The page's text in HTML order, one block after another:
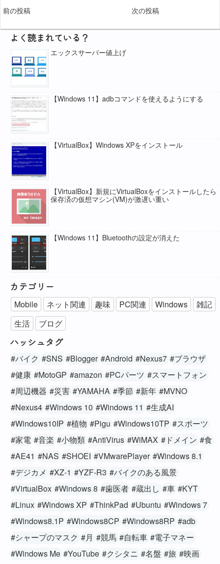
前の投稿 次の投稿
よく読まれている？
エックスサーバー値上げ
【Windows 11】adbコマンドを使えるようにする
【VirtualBox】Windows XPをインストール
【VirtualBox】新規にVirtualBoxをインストールしたら
保存済の仮想マシン(VM)が激遅い重い
【Windows 11】Bluetoothの設定が消えた
カテゴリー
Mobile ネット関連 趣味 PC関連 Windows
雑記
生活
ブログ
ハッシュタグ
#バイク #SNS #Blogger #Android #Nexus7 #ブラウザ
#健康 #MotoGP #amazon #PCパーツ #スマートフォン
#周辺機器 #災害 #YAMAHA #季節 #新年 #MVNO
#Nexus4 #Windows 10 #Windows 11 #生成AI
#Windows10IP #植物 #Pigu #Windows10TP #スポーツ
#家電 #音楽 #小物類 #AntiVirus #WiMAX #ドメイン #食
#AE41 #NAS #SHOEI #VMwarePlayer #Windows 8.1
#デジカメ #XZ-1 #YZF-R3 #バイクのある風景
#VirtualBox #Windows 8 #歯医者 #蔵出し #車 #KYT
#Linux #Windows XP #ThinkPad #Ubuntu #Windows 7
#Windows8.1P #Windows8CP #Windows8RP #adb
#シャープのマスク #月 #競馬 #自転車 #電子マネー
#Windows Me #YouTube #クシタニ #名盤 #旅 #映画